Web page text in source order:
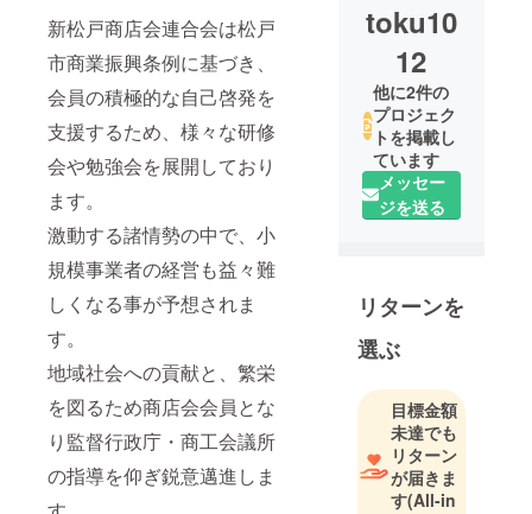
新松戸商店会連合会は松戸
市商業振興条例に基づき、
会員の積極的な自己啓発を
支援するため、様々な研修
会や勉強会を展開しており
ます。
激動する諸情勢の中で、小
規模事業者の経営も益々難
しくなる事が予想されま
す。
地域社会への貢献と、繁栄
を図るため商店会会員とな
り監督行政庁・商工会議所
の指導を仰ぎ鋭意邁進しま
toku10
12
他に2件の
プロジェク
トを掲載し
ています
メッセー
ジを送る
リターンを
選ぶ
目標金額
未達でも
リターン
が届きま
す(All-in